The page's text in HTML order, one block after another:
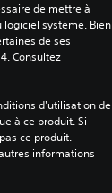
de mettre à
logiciel système. Bien
de ses
Consultez
d'utilisation de
à ce produit. Si
ce produit.
informations